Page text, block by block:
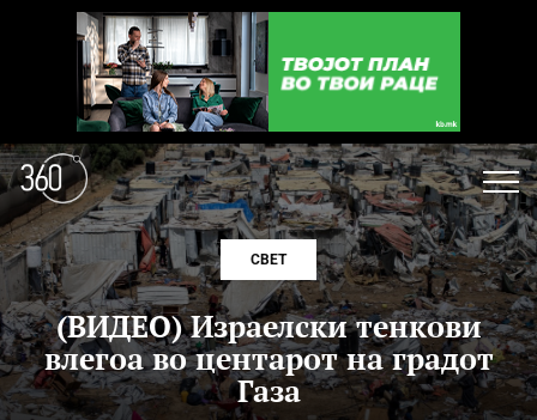
СВЕТ
(ВИДЕО) Израелски тенкови
влегоа во центарот на градот
Газа